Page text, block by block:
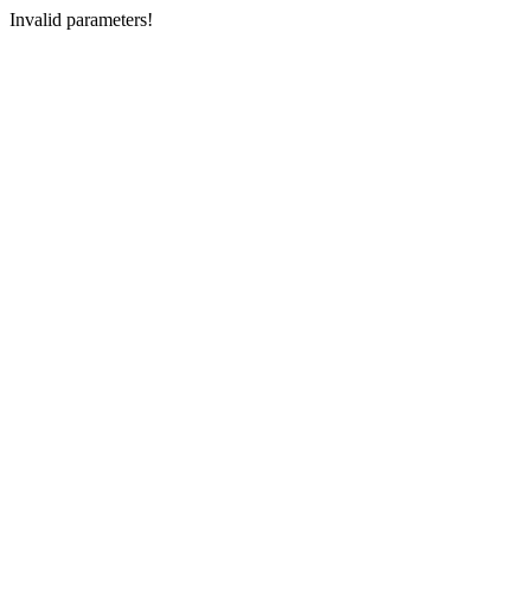
Invalid parameters!